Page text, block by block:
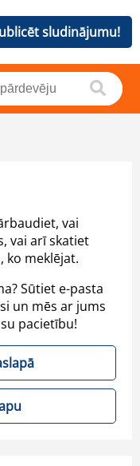
sludinājumu!
vai
vai arī skatiet
ko meklējat.
Sūtiet e-pasta
un mēs ar jums
pacietību!